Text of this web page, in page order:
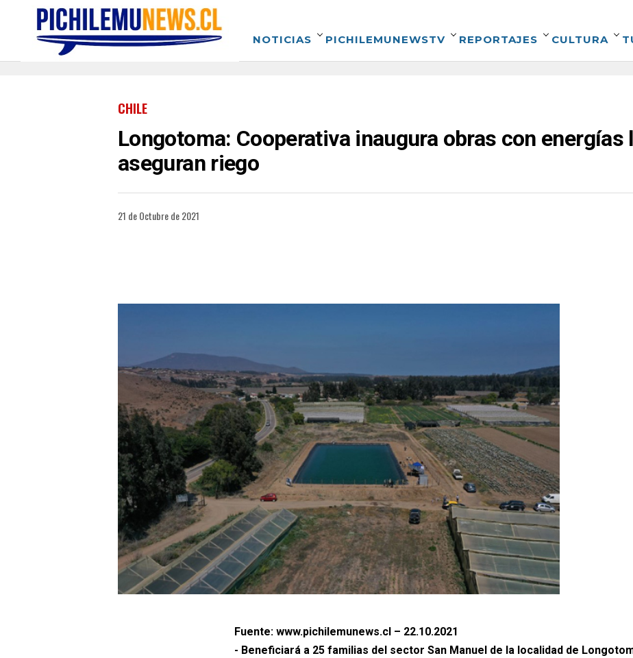
NOTICIAS PICHILEMUNEWSTV REPORTAJES CULTURA
CHILE
Longotoma: Cooperativa inaugura obras con energías
aseguran riego
21 de Octubre de 2021
Fuente: www.pichilemunews.cl – 22.10.2021
- Beneficiará a 25 familias del sector San Manuel de la localidad de